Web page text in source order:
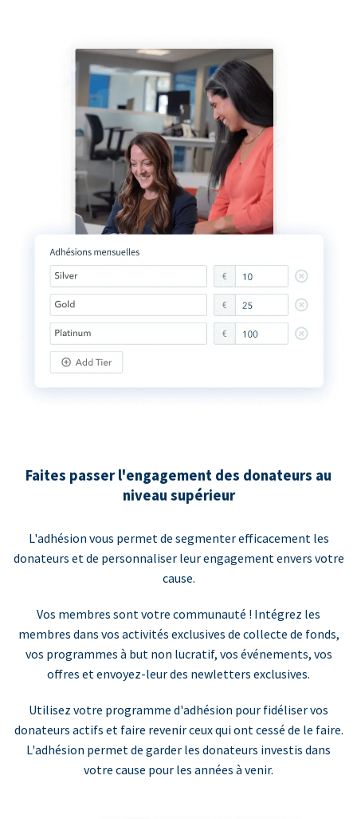
Faites passer l'engagement des donateurs au
niveau supérieur
L'adhésion vous permet de segmenter efficacement les
donateurs et de personnaliser leur engagement envers votre
cause.
Vos membres sont votre communauté ! Intégrez les
membres dans vos activités exclusives de collecte de fonds,
vos programmes à but non lucratif, vos événements, vos
offres et envoyez-leur des newletters exclusives.
Utilisez votre programme d'adhésion pour fidéliser vos
donateurs actifs et faire revenir ceux qui ont cessé de le faire.
L'adhésion permet de garder les donateurs investis dans
votre cause pour les années à venir.